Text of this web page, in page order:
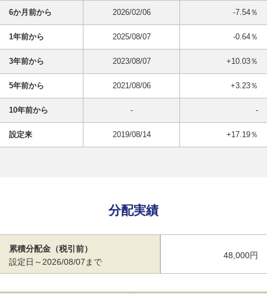
6か月前から 2026/02/06 -7.54％
1年前から 2025/08/07 -0.64％
3年前から 2023/08/07 +10.03％
5年前から 2021/08/06 +3.23％
10年前から - -
設定来 2019/08/14 +17.19％
分配実績
累積分配金（税引前）
設定日～2026/08/07まで
48,000円